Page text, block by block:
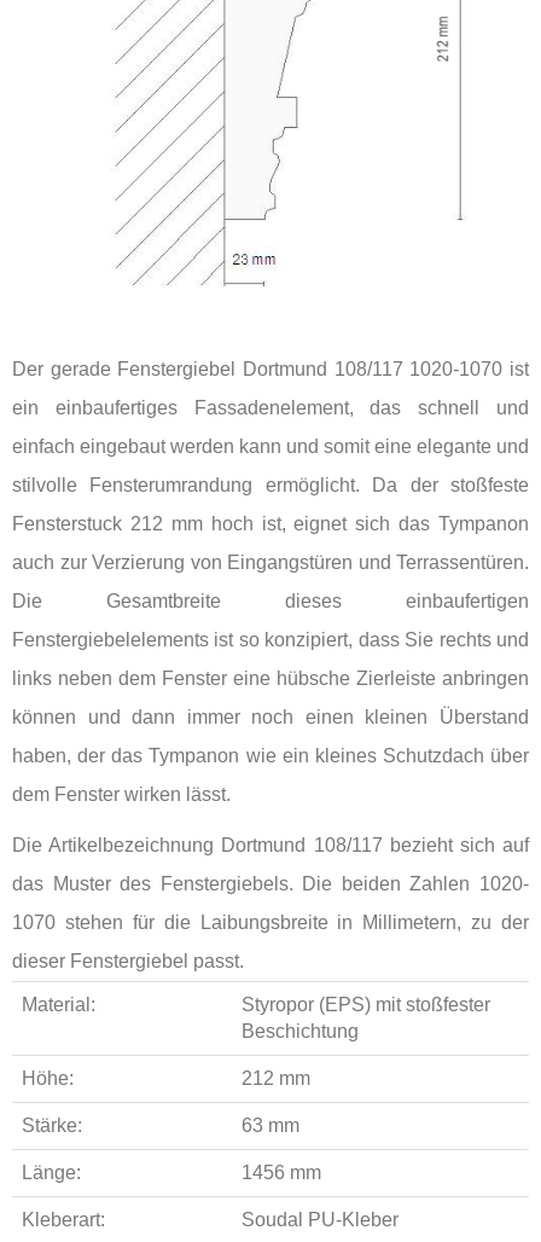
Der gerade Fenstergiebel Dortmund 108/117 1020-1070 ist
ein einbaufertiges Fassadenelement, das schnell und
einfach eingebaut werden kann und somit eine elegante und
stilvolle Fensterumrandung ermöglicht. Da der stoßfeste
Fensterstuck 212 mm hoch ist, eignet sich das Tympanon
auch zur Verzierung von Eingangstüren und Terrassentüren.
Die Gesamtbreite dieses einbaufertigen
Fenstergiebelelements ist so konzipiert, dass Sie rechts und
links neben dem Fenster eine hübsche Zierleiste anbringen
können und dann immer noch einen kleinen Überstand
haben, der das Tympanon wie ein kleines Schutzdach über
dem Fenster wirken lässt.
Die Artikelbezeichnung Dortmund 108/117 bezieht sich auf
das Muster des Fenstergiebels. Die beiden Zahlen 1020-
1070 stehen für die Laibungsbreite in Millimetern, zu der
dieser Fenstergiebel passt.
Material:
Styropor (EPS) mit stoßfester
Beschichtung
Höhe: 212 mm
Stärke: 63 mm
Länge: 1456 mm
Kleberart: Soudal PU-Kleber